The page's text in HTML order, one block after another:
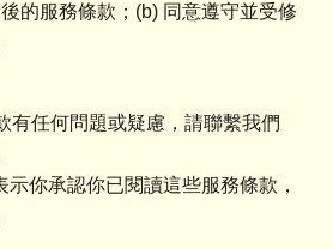
的服務條款；(b) 同意遵守並受修
你承認你已閱讀這些服務條款，